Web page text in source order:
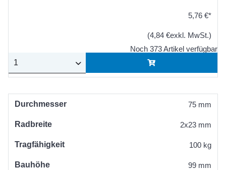
5,76 €*
(4,84 €exkl. MwSt.)
Noch 373 Artikel verfügbar
Durchmesser 75 mm
Radbreite 2x23 mm
Tragfähigkeit 100 kg
Bauhöhe 99 mm